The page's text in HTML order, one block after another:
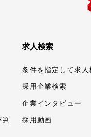
求人検索
条件を指定して求人
採用企業検索
企業インタビュー
採用動画